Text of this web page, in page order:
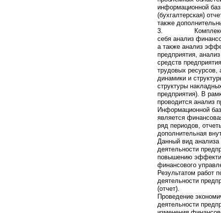
информационной
(бухгалтерская)
также
3. Комплексный
себя анализ
а также анализ
предприятия,
средств
трудовых ресурсов,
динамики и
структуры
предприятия). В
проводится анализ
Информационной
является
ряд периодов,
дополнительная
Данный вид анализа
деятельности
повышению
финансового
Результатом работ
деятельности
(отчет).
Проведение
деятельности